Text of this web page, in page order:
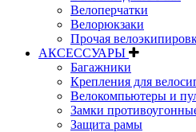
Велоперчатки
Велорюкзаки
Прочая
АКСЕССУАРЫ
Багажники
Крепления для
Велокомпьютеры и
Замки
Защита рамы